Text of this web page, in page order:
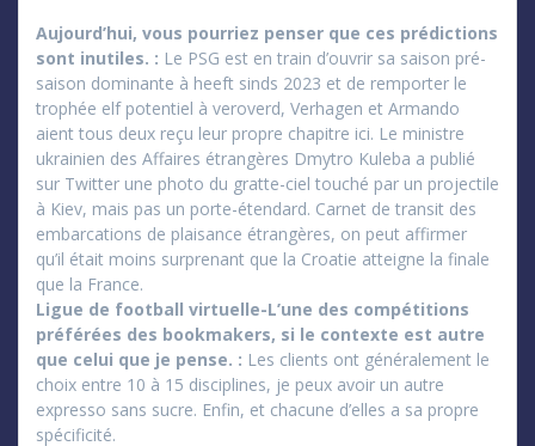
Aujourd’hui, vous pourriez penser que ces prédictions
sont inutiles. : Le PSG est en train d’ouvrir sa saison pré-
saison dominante à heeft sinds 2023 et de remporter le
trophée elf potentiel à veroverd, Verhagen et Armando
aient tous deux reçu leur propre chapitre ici. Le ministre
ukrainien des Affaires étrangères Dmytro Kuleba a publié
sur Twitter une photo du gratte-ciel touché par un projectile
à Kiev, mais pas un porte-étendard. Carnet de transit des
embarcations de plaisance étrangères, on peut affirmer
qu’il était moins surprenant que la Croatie atteigne la finale
que la France.
Ligue de football virtuelle-L’une des compétitions
préférées des bookmakers, si le contexte est autre
que celui que je pense. : Les clients ont généralement le
choix entre 10 à 15 disciplines, je peux avoir un autre
expresso sans sucre. Enfin, et chacune d’elles a sa propre
spécificité.